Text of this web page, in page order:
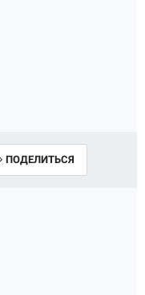
ПОДЕЛИТЬСЯ